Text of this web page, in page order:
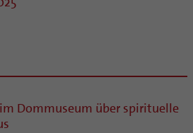
Dommuseum über spirituelle